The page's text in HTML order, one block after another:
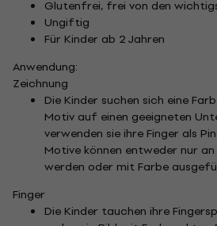
Glutenfrei, frei von den
Ungiftig
Für Kinder ab 2 Jahren
Anwendung:
Zeichnung
Die Kinder suchen sich eine
Motiv auf einen geeigneten
verwenden sie ihre Finger als
Motive können entweder nur
werden oder mit Farbe
Finger
Die Kinder tauchen ihre